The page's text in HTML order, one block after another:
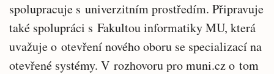
spolupracuje s univerzitním prostředím. Připravuje
také spolupráci s Fakultou informatiky MU, která
uvažuje o otevření nového oboru se specializací na
otevřené systémy. V rozhovoru pro muni.cz o tom